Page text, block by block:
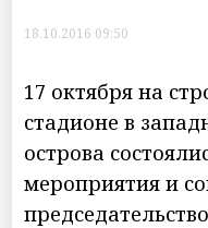
18.10.2016 09:50
17 октября на
стадионе в
острова
мероприятия и